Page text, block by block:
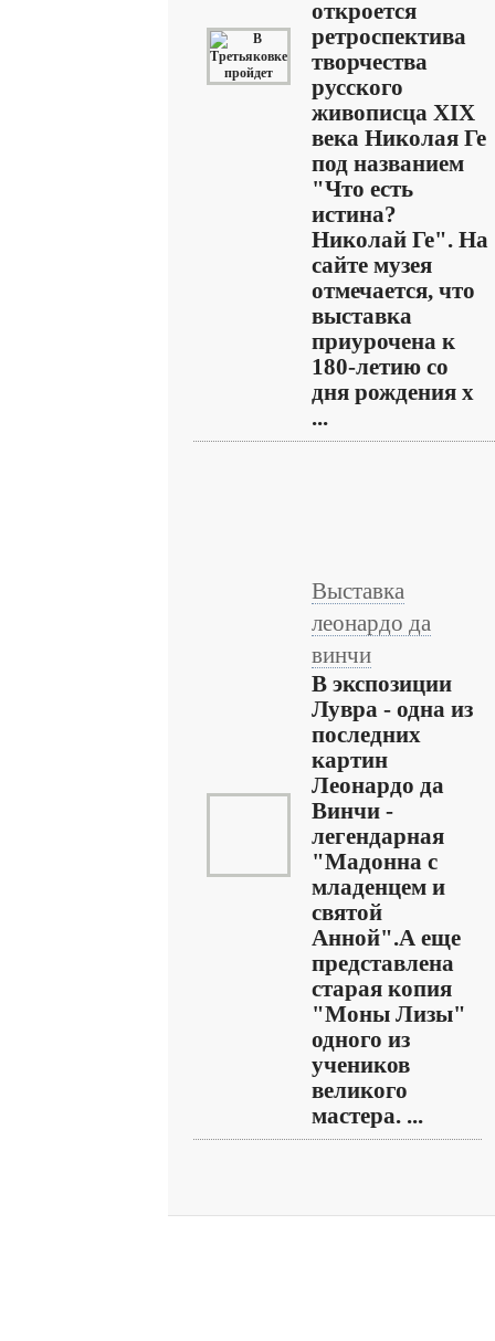
откроется
ретроспектива
творчества
русского
живописца XIX
века Николая Ге
под названием
"Что есть
истина?
Николай Ге". На
сайте музея
отмечается, что
выставка
приурочена к
180-летию со
дня рождения х
...
Выставка
леонардо да
винчи
В экспозиции
Лувра - одна из
последних
картин
Леонардо да
Винчи -
легендарная
"Мадонна с
младенцем и
святой
Анной".А еще
представлена
старая копия
"Моны Лизы"
одного из
учеников
великого
мастера. ...